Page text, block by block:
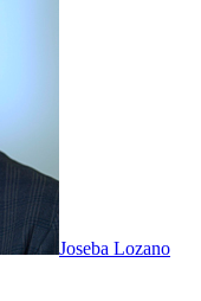
Joseba Lozano